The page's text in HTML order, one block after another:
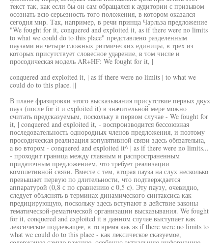
текст так, как если бы он сам обращался к аудитории с призывом
осознать всю серьезность того положения, в котором оказался
сегодня мир. Так, например, в речи принца Чарльза предложение
"We fought for it, conquered and exploited it, as if there were no limits
to what we could do to this place" представлено разделенным
паузами на четыре сложных ритмических единицы, в трех из
которых присутствует словесное ударение, в том числе и
просодическая модель AR+HF: We fought for it, |
conquered and exploited it, | as if there were no limits | to what we
could do to this place. ||
В плане фразировки этого высказывания присутствие первых двух
пауз (после for it и exploited it) в значительной мере можно
считать предсказуемым, поскольку в первом случае - We fought for
it, | conquered and exploited it, - воспроизводится бессоюзная
последовательность однородных членов предложения, и поэтому
просодическая реализация копулятивной связи здесь обязательна,
а во втором - conquered and exploited it^ | as if there were no limits...
- проходит граница между главным и распространенным
придаточным предложением, что требует реализации
комплетивной связи. Вместе с тем, вторая пауза на слух несколько
превышает первую по длительности, что подтверждается
аппаратурой (0,8 с по сравнению с 0,5 с). Эту паузу, очевидно,
следует объяснять в терминах динамического синтаксиса как
предицирующую, поскольку здесь вступают в действие законы
тематической-рематической организации высказывания. We fought
for it, conquered and exploited it в данном случае выступает как
лексическое подлежащее, в то время как as if there were no limits to
what we could do to this place - как лексическое сказуемое,